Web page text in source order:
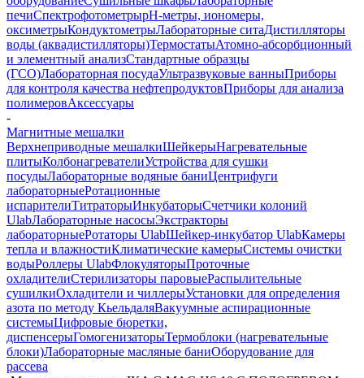
печиСпектрофотометрыpH-метры, иономеры,
оксиметрыКондуктометрыЛабораторные ситаДистилляторы
воды (аквадистилляторы)ТермостатыАтомно-абсорбционный
и элементный анализСтандартные образцы
(ГСО)Лабораторная посудаУльтразвуковые ванныПриборы
для контроля качества нефтепродуктовПриборы для анализа
полимеровАксессуары
-
Магнитные мешалки
Верхнеприводные мешалкиШейкерыНагревательные
плитыКолбонагревателиУстройства для сушки
посудыЛабораторные водяные баниЦентрифуги
лабораторныеРотационные
испарителиТитраторыИнкубаторыСчетчики колоний
UlabЛабораторные насосыЭкстракторы
лабораторныеРотаторы UlabШейкер-инкубатор UlabКамеры
тепла и влажностиКлиматические камерыСистемы очистки
водыРоллеры UlabФлокуляторыПроточные
охладителиСтерилизаторы паровыеРаспылительные
сушилкиОхладители и чиллерыУстановки для определения
азота по методу КьельдаляВакуумные аспирационные
системыЦифровые бюретки,
диспенсерыГомогенизаторыТермоблоки (нагревательные
блоки)Лабораторные масляные баниОборудование для
рассева